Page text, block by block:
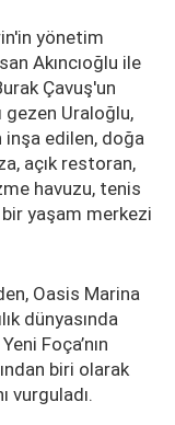
yönetim
Akıncıoğlu ile
Çavuş'un
gezen Uraloğlu,
inşa edilen, doğa
açık restoran,
havuzu, tenis
yaşam merkezi
Oasis Marina
dünyasında
Foça’nın
biri olarak
vurguladı.